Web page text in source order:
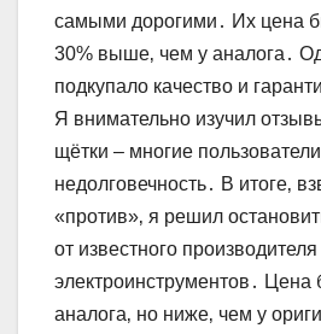
самыми дорогими․ Их цена
30% выше‚ чем у аналога․
подкупало качество и
Я внимательно изучил
щётки – многие
недолговечность․ В итоге‚
«против»‚ я решил
от известного производителя
электроинструментов․
аналога‚ но ниже‚ чем у